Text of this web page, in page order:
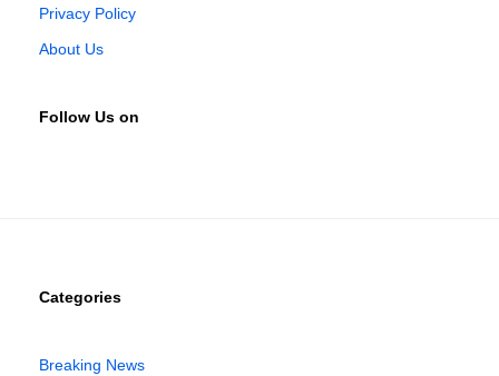
Privacy Policy
About Us
Follow Us on
Categories
Breaking News